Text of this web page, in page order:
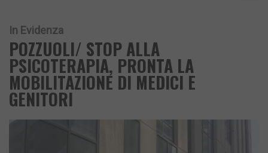
In Evidenza
POZZUOLI/ STOP ALLA
PSICOTERAPIA, PRONTA LA
MOBILITAZIONE DI MEDICI E
GENITORI